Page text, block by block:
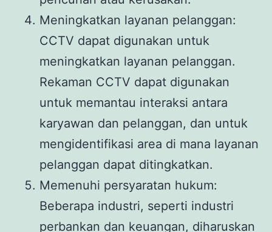
Meningkatkan layanan pelanggan:
CCTV dapat digunakan untuk
meningkatkan layanan pelanggan.
Rekaman CCTV dapat digunakan
untuk memantau interaksi antara
karyawan dan pelanggan, dan untuk
mengidentifikasi area di mana layanan
pelanggan dapat ditingkatkan.
Memenuhi persyaratan hukum:
Beberapa industri, seperti industri
perbankan dan keuangan, diharuskan